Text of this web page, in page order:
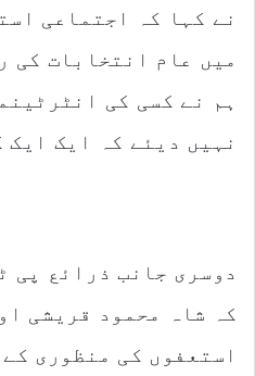
نے کہا کہ اجتماعی
میں عام انتخابات کی
ہم نے کسی کی
نہیں دیئے کہ ایک ایک
دوسری جانب ذرائع پی
کہ شاہ محمود قریشی
استعفوں کی منظوری